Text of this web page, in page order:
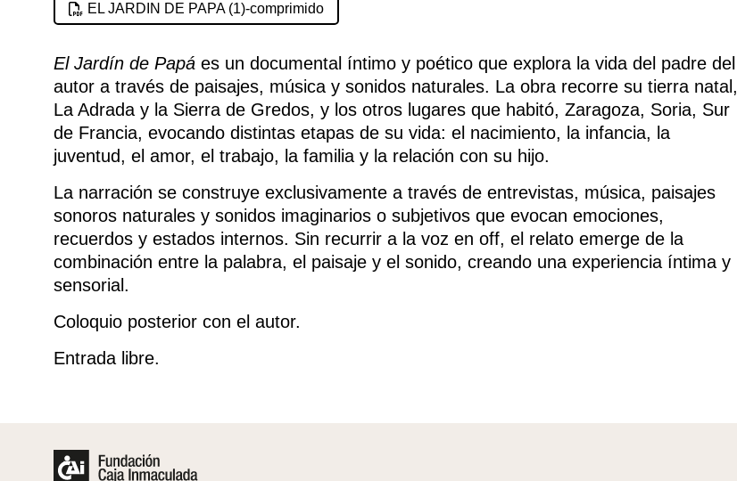
EL JARDIN DE PAPA (1)-comprimido
El Jardín de Papá es un documental íntimo y poético que explora la vida del padre del
autor a través de paisajes, música y sonidos naturales. La obra recorre su tierra natal,
La Adrada y la Sierra de Gredos, y los otros lugares que habitó, Zaragoza, Soria, Sur
de Francia, evocando distintas etapas de su vida: el nacimiento, la infancia, la
juventud, el amor, el trabajo, la familia y la relación con su hijo.
La narración se construye exclusivamente a través de entrevistas, música, paisajes
sonoros naturales y sonidos imaginarios o subjetivos que evocan emociones,
recuerdos y estados internos. Sin recurrir a la voz en off, el relato emerge de la
combinación entre la palabra, el paisaje y el sonido, creando una experiencia íntima y
sensorial.
Coloquio posterior con el autor.
Entrada libre.